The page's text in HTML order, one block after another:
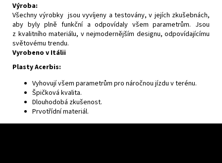
Výroba:
Všechny výrobky jsou vyvíjeny a testovány, v jejích zkušebnách,
aby byly plně funkční a odpovídaly všem parametrům. Jsou
z kvalitního materiálu, v nejmodernějším designu, odpovídajícímu
světovému trendu.
Vyrobeno v Itálii
Plasty Acerbis:
Vyhovují všem parametrům pro náročnou jízdu v terénu.
Špičková kvalita.
Dlouhodobá zkušenost.
Prvotřídní materiál.